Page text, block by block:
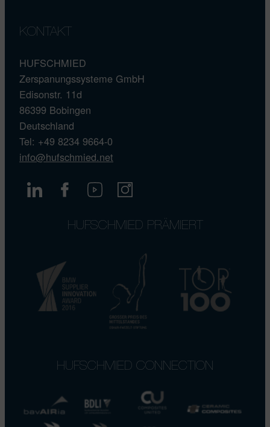
KONTAKT
HUFSCHMIED
Zerspanungssysteme GmbH
Edisonstr. 11d
86399 Bobingen
Deutschland
Tel: +49 8234 9664-0
info@hufschmied.net
HUFSCHMIED PRÄMIERT
HUFSCHMIED CONNECTION